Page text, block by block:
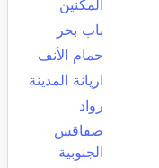
المكنين
باب بحر
حمام الأنف
اريانة المدينة
رواد
صفاقس
الجنوبية